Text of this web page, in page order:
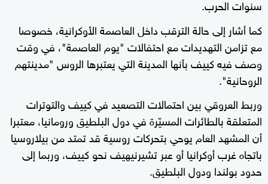
سنوات الحرب.
كما أشار إلى حالة الترقب داخل العاصمة الأوكرانية، خصوصا
مع تزامن التهديدات مع احتفالات "يوم العاصمة"، في وقت
وصف فيه كييف بأنها المدينة التي يعتبرها الروس "مدينتهم
الروحانية".
وربط العروقي بين احتمالات التصعيد في كييف والتوترات
المتعلقة بالطائرات المسيّرة في دول البلطيق ورومانيا، معتبرا
أن المشهد العام يوحي بتحركات روسية قد تمتد من بيلاروسيا
باتجاه غرب أوكرانيا أو عبر تشيرنيهيف نحو كييف، وربما إلى
حدود بولندا ودول البلطيق.